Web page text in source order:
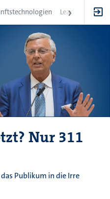
Leadership
Nur 311
Publikum in die Irre